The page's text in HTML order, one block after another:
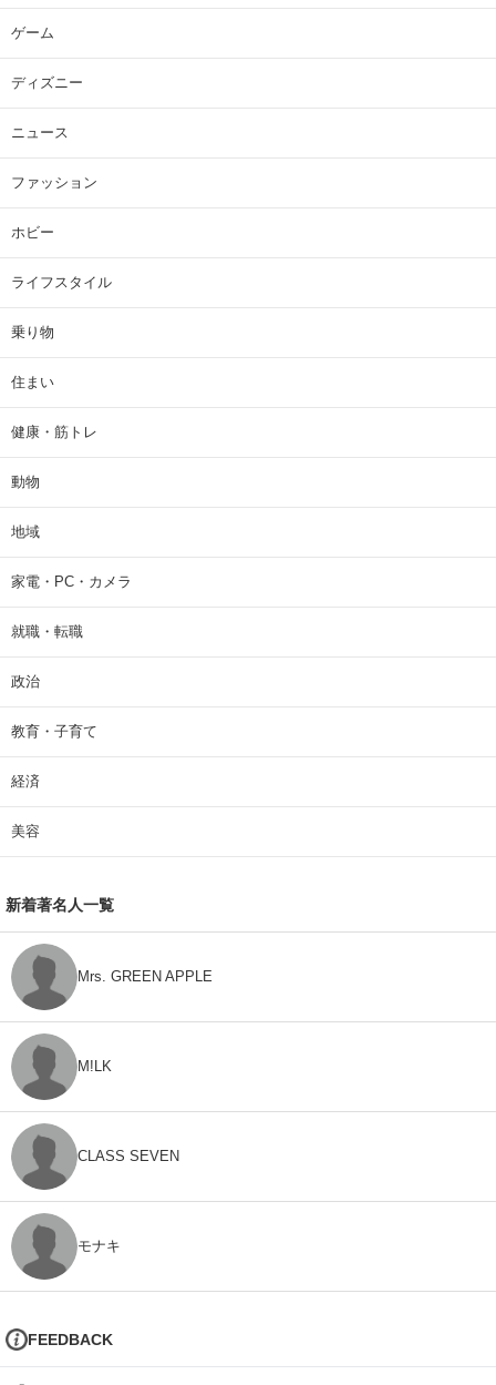
ゲーム
ディズニー
ニュース
ファッション
ホビー
ライフスタイル
乗り物
住まい
健康・筋トレ
動物
地域
家電・PC・カメラ
就職・転職
政治
教育・子育て
経済
美容
新着著名人一覧
Mrs. GREEN APPLE
M!LK
CLASS SEVEN
モナキ
FEEDBACK